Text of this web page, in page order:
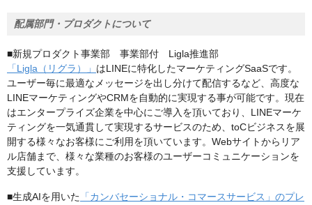
配属部門・プロダクトについて
■新規プロダクト事業部 事業部付 Ligla推進部
「Ligla（リグラ）」 はLINEに特化したマーケティングSaaSです。
ユーザー毎に最適なメッセージを出し分けて配信するなど、高度な
LINEマーケティングやCRMを自動的に実現する事が可能です。現在
はエンタープライズ企業を中心にご導入を頂いており、LINEマーケ
ティングを一気通貫して実現するサービスのため、toCビジネスを展
開する様々なお客様にご利用を頂いています。Webサイトからリア
ル店舗まで、様々な業種のお客様のユーザーコミュニケーションを
支援しています。
■生成AIを用いた 「カンバセーショナル・コマースサービス」のプレ